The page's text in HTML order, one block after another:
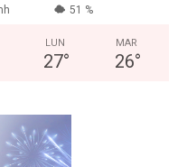
51 %
LUN
27°
MAR
26°